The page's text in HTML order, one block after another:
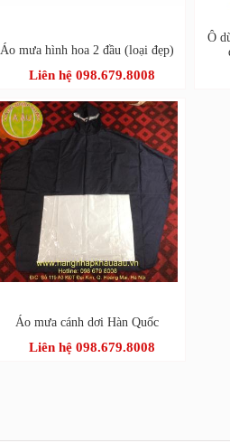
Áo mưa hình hoa 2 đầu (loại đẹp)
Liên hệ 098.679.8008
Ô
Áo mưa cánh dơi Hàn Quốc
Liên hệ 098.679.8008